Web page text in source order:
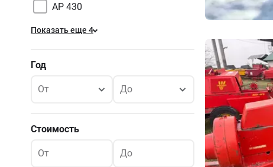
AP 430
Показать еще 4
Год
От До
Стоимость
От До